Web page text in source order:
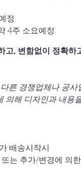
정
4주 소요예정.
고, 변함없이 정확
른 경쟁업체나 공
의해 디자인과 내용
배송시작시
는 추가/변경에 의